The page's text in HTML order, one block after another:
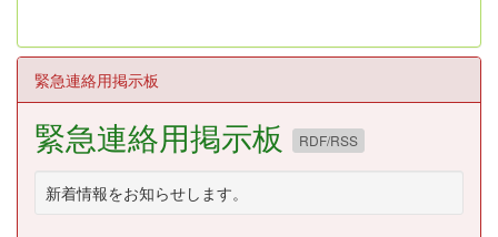
緊急連絡用掲示板
緊急連絡用掲示板 RDF/RSS
新着情報をお知らせします。